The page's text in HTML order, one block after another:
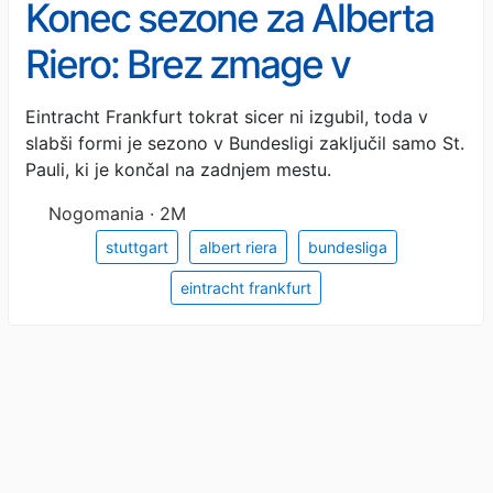
Konec sezone za Alberta
Riero: Brez zmage v
zadnjih petih krogih in
Eintracht je zapravil
uvrstitev v Evropo
Eintracht Frankfurt tokrat sicer ni izgubil, toda v
slabši formi je sezono v Bundesligi zaključil samo St.
Pauli, ki je končal na zadnjem mestu.
Nogomania · 2M
stuttgart albert riera bundesliga
eintracht frankfurt